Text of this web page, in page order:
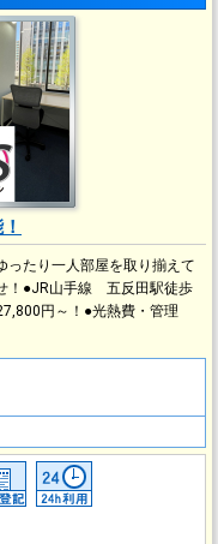
ったり一人部屋を取り揃えて
！●JR山手線 五反田駅徒歩
円～！●光熱費・管理